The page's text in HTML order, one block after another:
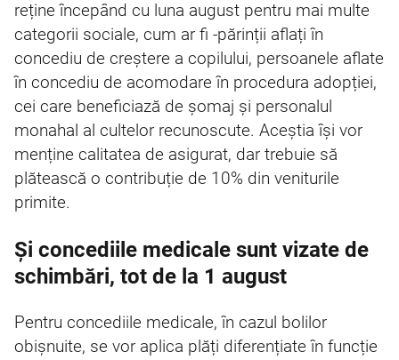
reține începând cu luna august pentru mai multe
categorii sociale, cum ar fi -părinții aflați în
concediu de creștere a copilului, persoanele aflate
în concediu de acomodare în procedura adopției,
cei care beneficiază de șomaj și personalul
monahal al cultelor recunoscute. Aceștia își vor
menține calitatea de asigurat, dar trebuie să
plătească o contribuție de 10% din veniturile
primite.
Și concediile medicale sunt vizate de
schimbări, tot de la 1 august
Pentru concediile medicale, în cazul bolilor
obișnuite, se vor aplica plăți diferențiate în funcție